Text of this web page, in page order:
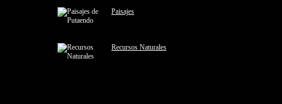
Paisajes
Recursos Naturales